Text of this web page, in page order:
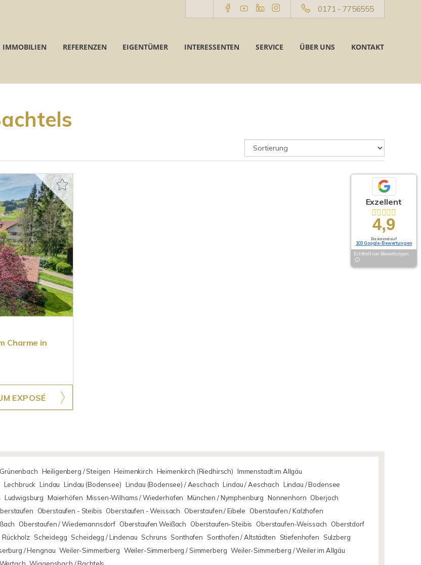
0171 - 7756555
IMMOBILIEN REFERENZEN EIGENTÜMER INTERESSENTEN SERVICE ÜBER UNS KONTAKT
Charme in
EXPOSÉ
Grünenbach Heiligenberg / Steigen Heimenkirch Heimenkirch (Riedhirsch) Immenstadt im Allgäu
Lechbruck Lindau Lindau (Bodensee) Lindau (Bodensee) / Aeschach Lindau / Aeschach Lindau / Bodensee
Ludwigsburg Maierhöfen Missen-Wilhams / Wiederhofen München / Nymphenburg Nonnenhorn Oberjoch
Oberstaufen - Steibis Oberstaufen - Weissach Oberstaufen / Eibele
Oberstaufen / Kalzhofen
Oberstaufen / Wiedemannsdorf Oberstaufen Weißach Oberstaufen-Steibis Oberstaufen-Weissach
Oberstdorf
Rückholz Scheidegg Scheidegg / Lindenau Schruns Sonthofen Sonthofen / Altstädten Stiefenhofen
Sulzberg
/ Hengnau Weiler-Simmerberg Weiler-Simmerberg / Simmerberg Weiler-Simmerberg / Weiler im Allgäu
Exzellent
4,9
Basierend auf
103 Google-Bewertungen
Echtheit von Bewertungen